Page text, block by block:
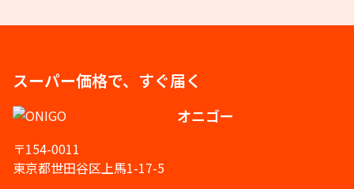
スーパー価格で、すぐ届く
オニゴー
〒154-0011
東京都世田谷区上馬1-17-5